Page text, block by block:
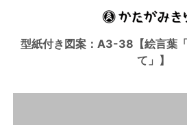
型紙付き図案：A3-38【絵言葉
て」】